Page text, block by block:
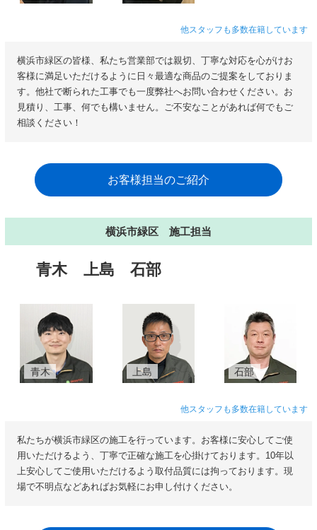
他スタッフも多数在籍しています
横浜市緑区の皆様、私たち営業部では親切、丁寧な対応を心がけお
客様に満足いただけるように日々最適な商品のご提案をしておりま
す。他社で断られた工事でも一度弊社へお問い合わせください。お
見積り、工事、何でも構いません。ご不安なことがあれば何でもご
相談ください！
お客様担当のご紹介
横浜市緑区 施工担当
青木 上島 石部
青木 上島 石部
他スタッフも多数在籍しています
私たちが横浜市緑区の施工を行っています。お客様に安心してご使
用いただけるよう、丁寧で正確な施工を心掛けております。10年以
上安心してご使用いただけるよう取付品質には拘っております。現
場で不明点などあればお気軽にお申し付けください。